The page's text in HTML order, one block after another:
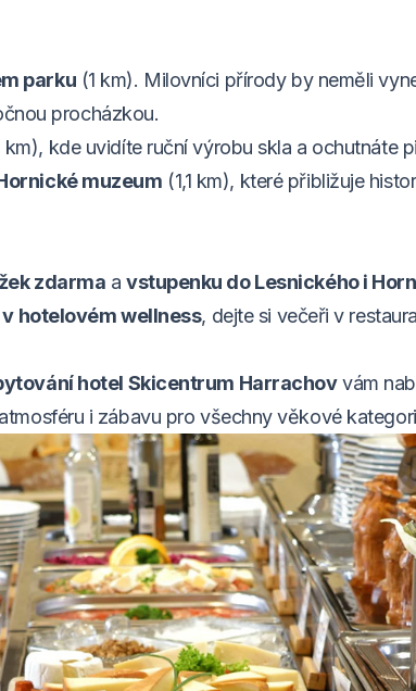
parku (1 km). Milovníci přírody by neměli
procházkou.
km), kde uvidíte ruční výrobu skla a ochutnáte
muzeum (1,1 km), které přibližuje
zdarma a vstupenku do Lesnického i
hotelovém wellness, dejte si večeři v
hotel Skicentrum Harrachovvám
i zábavu pro všechny věkové